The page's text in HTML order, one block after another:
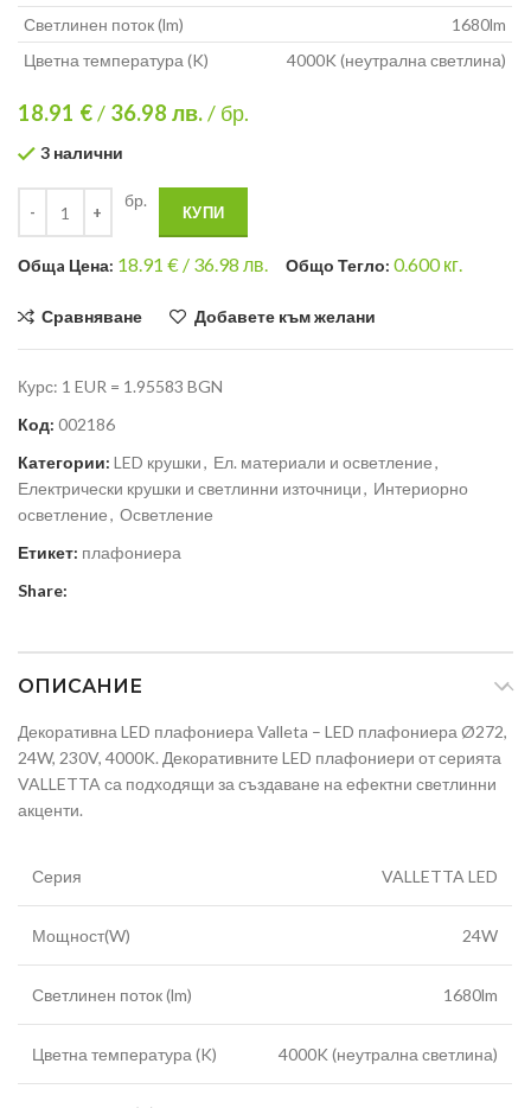
Светлинен поток (lm)
1680lm
Цветна температура (K)
4000K (неутрална светлина)
18.91 €/ 36.98 лв./ бр.
3 налични
бр.
КУПИ
Общa Цена: 18.91 € / 36.98 лв. Общо Тегло: 0.600кг.
Сравняване Добавете към желани
Курс: 1 EUR = 1.95583 BGN
Код: 002186
Категории: LED крушки, Ел. материали и осветление,
Електрически крушки и светлинни източници, Интериорно
осветление, Осветление
Етикет: плафониера
Share:
ОПИСАНИЕ
Декоративна LED плафониера Valleta – LED плафониера Ø272,
24W, 230V, 4000K. Декоративните LED плафониери от серията
VALLETTA са подходящи за създаване на ефектни светлинни
акценти.
Серия VALLETTA LED
Мощност(W) 24W
Светлинен поток (lm) 1680lm
Цветна температура (K) 4000K (неутрална светлина)